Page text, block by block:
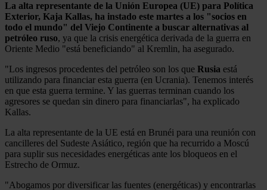
La alta representante de la Unión Europea (UE) para Política
Exterior, Kaja Kallas, ha instado este martes a los "socios en
todo el mundo" del Viejo Continente a buscar alternativas al
petróleo ruso, ya que la crisis energética derivada de la guerra en
Oriente Medio "está beneficiando" al Kremlin, ha asegurado.
"Los ingresos procedentes del petróleo son los que Rusia está
utilizando para financiar esta guerra (en Ucrania). Tenemos interés
en que esta guerra termine. Y las guerras terminan cuando los
agresores se quedan sin dinero para financiarlas", ha explicado
Kallas.
La alta representante de la UE está en Brunéi para una reunión con
cancilleres del Sudeste Asiático, región que ha recurrido a Moscú
para suplir sus necesidades energéticas ante los bloqueos en el
Estrecho de Ormuz.
"Abogamos por diversificar las fuentes (energéticas) y encontrarlas